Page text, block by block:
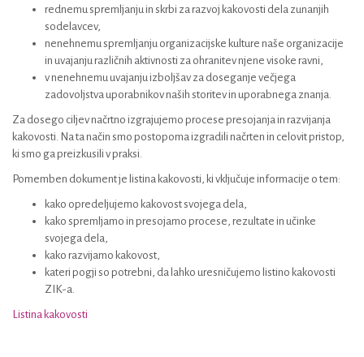
rednemu spremljanju in skrbi za razvoj kakovosti dela zunanjih
sodelavcev,
nenehnemu spremljanju organizacijske kulture naše organizacije
in uvajanju različnih aktivnosti za ohranitev njene visoke ravni,
v nenehnemu uvajanju izboljšav za doseganje večjega
zadovoljstva uporabnikov naših storitev in uporabnega znanja.
Za dosego ciljev načrtno izgrajujemo procese presojanja in razvijanja
kakovosti. Na ta način smo postopoma izgradili načrten in celovit pristop,
ki smo ga preizkusili v praksi.
Pomemben dokument je listina kakovosti, ki vključuje informacije o tem:
kako opredeljujemo kakovost svojega dela,
kako spremljamo in presojamo procese, rezultate in učinke
svojega dela,
kako razvijamo kakovost,
kateri pogji so potrebni, da lahko uresničujemo listino kakovosti
ZIK-a.
Listina kakovosti